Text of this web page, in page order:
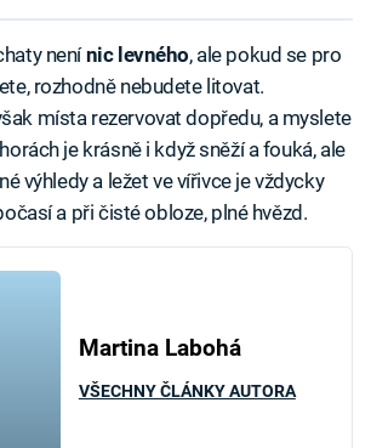
nenínic levného, ale pokud se pro
rozhodně nebudete litovat.
místa rezervovat dopředu, a myslete
je krásně i když sněží a fouká, ale
výhledy a ležet ve vířivce je vždycky
a při čisté obloze, plné hvězd.
Martina Labohá
VŠECHNY ČLÁNKY AUTORA